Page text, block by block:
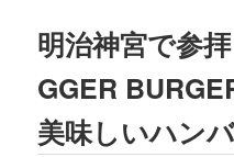
されました。
2022.09.21
主婦と生活社「
にて、TEDDY'S
「メガモンスター
明治神宮で参
GGER
美味しいハン